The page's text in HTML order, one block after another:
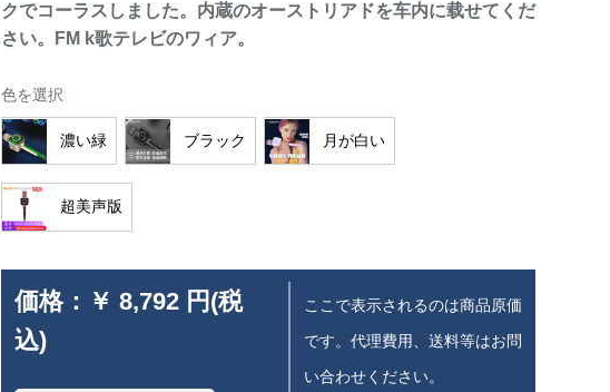
クでコーラスしました。内蔵のオーストリアドを车内に载せてくだ
さい。FM k歌テレビのワィア。
色を選択
濃い緑 ブラック 月が白い
超美声版
価格： ￥ 8,792 円(税
込)
ここで表示されるのは商品原価
です。代理費用、送料等はお問
い合わせください。